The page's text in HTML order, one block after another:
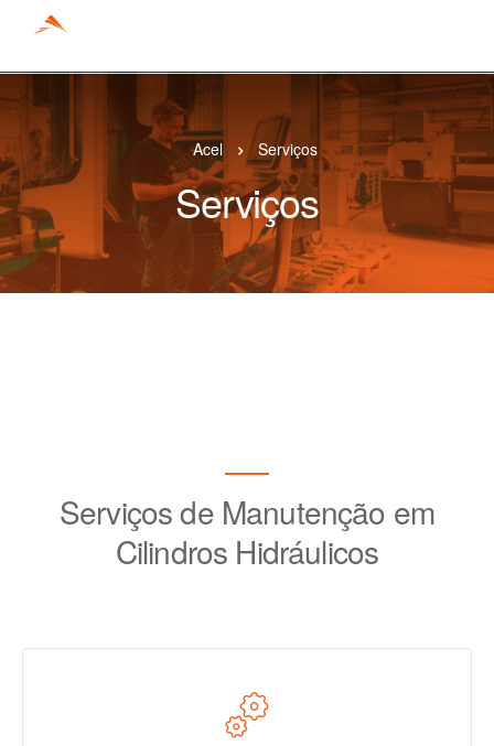
Acel Serviços
Serviços
Serviços de Manutenção em
Cilindros Hidráulicos